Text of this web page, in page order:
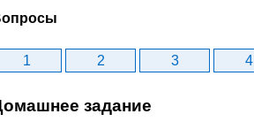
1 2 3 4
задание